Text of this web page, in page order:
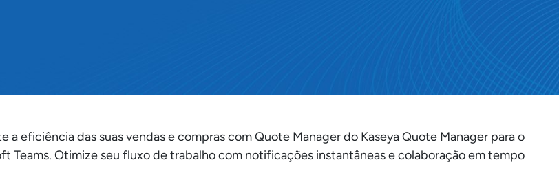
a eficiência das suas vendas e compras com Quote Manager do Kaseya Quote Manager para o
Teams. Otimize seu fluxo de trabalho com notificações instantâneas e colaboração em tempo